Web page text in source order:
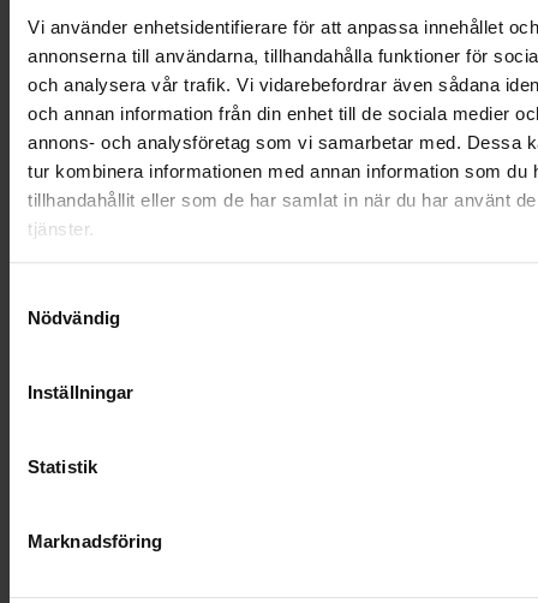
Vi använder enhetsidentifierare för att anpassa innehållet och
annonserna till användarna, tillhandahålla funktioner för
och analysera vår trafik. Vi vidarebefordrar även sådana
och annan information från din enhet till de sociala medier
annons- och analysföretag som vi samarbetar med. Dessa
tur kombinera informationen med annan information som du
tillhandahållit eller som de har samlat in när du har använt
tjänster.
Nödvändig
Inställningar
Statistik
Marknadsföring
LANDSKRONA
NYA UPPDRAG
OHLSSONS REGION MITT
OHLSSONS REGION SYD
OHLSSONS REGION VÄST
SAMARBETEN
SOCIALT ANSVAR